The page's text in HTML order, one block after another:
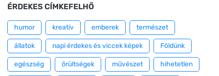
ÉRDEKES CÍMKEFELHŐ
humor kreatív emberek természet
állatok napi érdekes és viccek képek Földünk
egészség őrültségek művészet hihetetlen